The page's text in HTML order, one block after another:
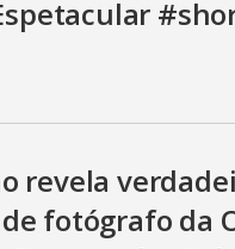
revela
fotógrafo da